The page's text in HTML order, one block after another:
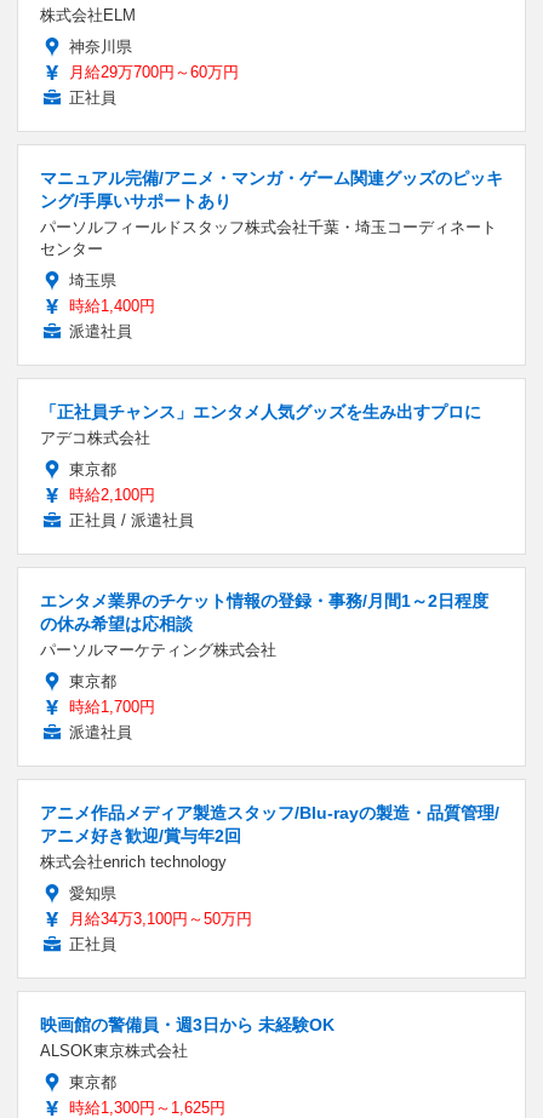
株式会社ELM
神奈川県
月給29万700円～60万円
正社員
マニュアル完備/アニメ・マンガ・ゲーム関連グッズのピッキ
ング/手厚いサポートあり
パーソルフィールドスタッフ株式会社千葉・埼玉コーディネート
センター
埼玉県
時給1,400円
派遣社員
「正社員チャンス」エンタメ人気グッズを生み出すプロに
アデコ株式会社
東京都
時給2,100円
正社員 / 派遣社員
エンタメ業界のチケット情報の登録・事務/月間1～2日程度
の休み希望は応相談
パーソルマーケティング株式会社
東京都
時給1,700円
派遣社員
アニメ作品メディア製造スタッフ/Blu-rayの製造・品質管理/
アニメ好き歓迎/賞与年2回
株式会社enrich technology
愛知県
月給34万3,100円～50万円
正社員
映画館の警備員・週3日から 未経験OK
ALSOK東京株式会社
東京都
時給1,300円～1,625円